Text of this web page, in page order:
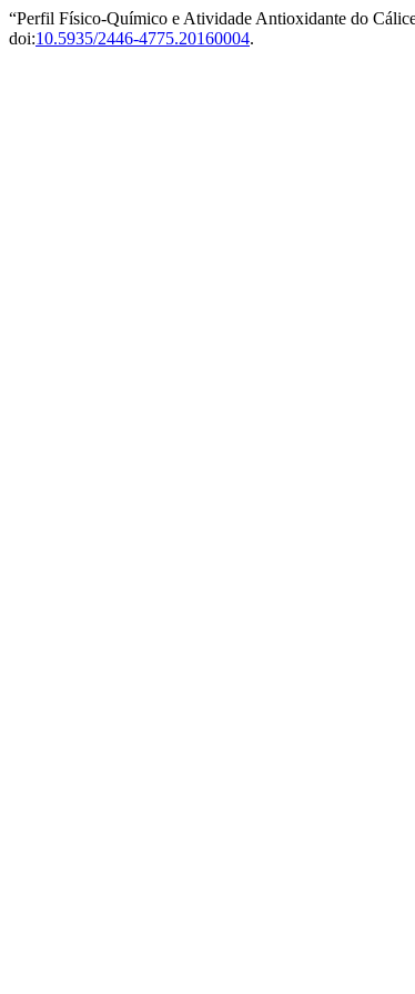
“Perfil Físico-Químico e Atividade Antioxidante do
doi:10.5935/2446-4775.20160004.